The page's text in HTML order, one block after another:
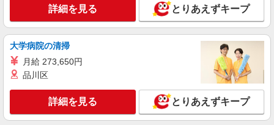
1,350円埼玉県さいたま市北区宮原町1丁目854-1 ステ
ラタウン
キープ 詳細を見る
契約社員
ジュエリーツツミ
ジュエリーの販売スタッフ
［契約社員］月給230,000円〜300,000円 ※経
詳細を見る とりあえずキープ
大学病院の清掃
月給 273,650円
品川区
詳細を見る とりあえずキープ